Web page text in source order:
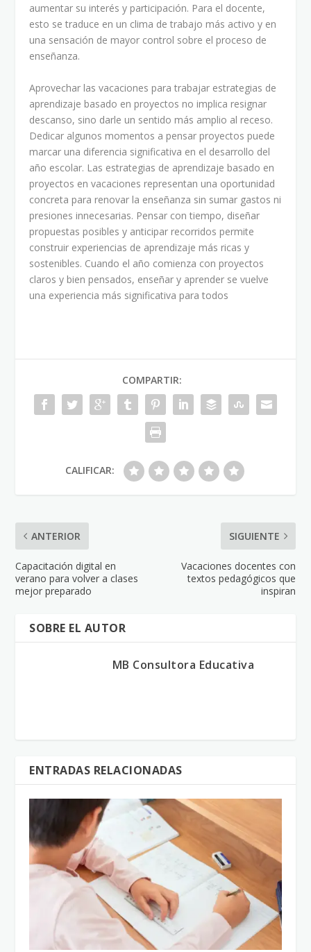
aumentar su interés y participación. Para el docente,
esto se traduce en un clima de trabajo más activo y en
una sensación de mayor control sobre el proceso de
enseñanza.
Aprovechar las vacaciones para trabajar estrategias de
aprendizaje basado en proyectos no implica resignar
descanso, sino darle un sentido más amplio al receso.
Dedicar algunos momentos a pensar proyectos puede
marcar una diferencia significativa en el desarrollo del
año escolar. Las estrategias de aprendizaje basado en
proyectos en vacaciones representan una oportunidad
concreta para renovar la enseñanza sin sumar gastos ni
presiones innecesarias. Pensar con tiempo, diseñar
propuestas posibles y anticipar recorridos permite
construir experiencias de aprendizaje más ricas y
sostenibles. Cuando el año comienza con proyectos
claros y bien pensados, enseñar y aprender se vuelve
una experiencia más significativa para todos
COMPARTIR:
CALIFICAR:
ANTERIOR
Capacitación digital en
verano para volver a clases
mejor preparado
SIGUIENTE
Vacaciones docentes con
textos pedagógicos que
inspiran
SOBRE EL AUTOR
MB Consultora Educativa
ENTRADAS RELACIONADAS